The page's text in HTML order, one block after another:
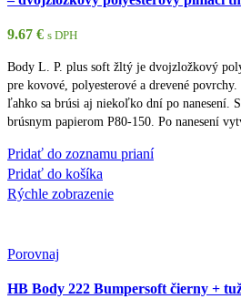
9.67 € s DPH
Body L. P. plus soft žltý je dvojzložkový
pre kovové, polyesterové a drevené
ľahko sa brúsi aj niekoľko dní po nanesení.
brúsnym papierom P80-150. Po nanesení
Pridať do zoznamu prianí
Pridať do košíka
Rýchle zobrazenie
Porovnaj
HB Body 222 Bumpersoft čierny +